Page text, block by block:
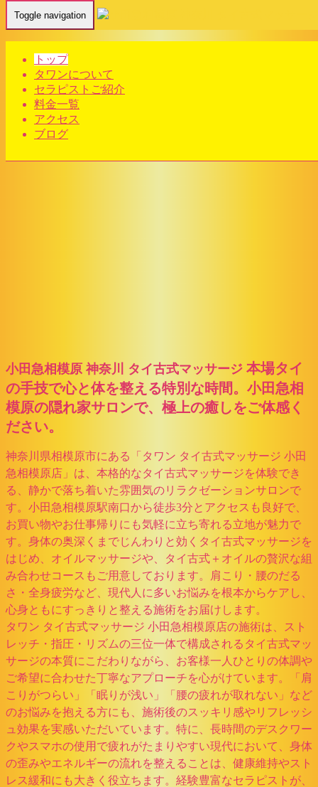
Toggle navigation
トップ
タワンについて
セラピストご紹介
料金一覧
アクセス
ブログ
小田急相模原 神奈川 タイ古式マッサージ | タワン
GRAND OPENING!!
「本場タイの手技で心と体を整える特別な時間。
小田急相模原 神奈川 タイ古式マッサージ 本場タイ
の手技で心と体を整える特別な時間。小田急相
模原の隠れ家サロンで、極上の癒しをご体感く
ださい。
神奈川県相模原市にある「タワン タイ古式マッサージ 小田
急相模原店」は、本格的なタイ古式マッサージを体験でき
る、静かで落ち着いた雰囲気のリラクゼーションサロンで
す。小田急相模原駅南口から徒歩3分とアクセスも良好で、
お買い物やお仕事帰りにも気軽に立ち寄れる立地が魅力で
す。身体の奥深くまでじんわりと効くタイ古式マッサージを
はじめ、オイルマッサージや、タイ古式＋オイルの贅沢な組
み合わせコースもご用意しております。肩こり・腰のだる
さ・全身疲労など、現代人に多いお悩みを根本からケアし、
心身ともにすっきりと整える施術をお届けします。
タワン タイ古式マッサージ 小田急相模原店の施術は、スト
レッチ・指圧・リズムの三位一体で構成されるタイ古式マッ
サージの本質にこだわりながら、お客様一人ひとりの体調や
ご希望に合わせた丁寧なアプローチを心がけています。「肩
こりがつらい」「眠りが浅い」「腰の疲れが取れない」など
のお悩みを抱える方にも、施術後のスッキリ感やリフレッシ
ュ効果を実感いただいています。特に、長時間のデスクワー
クやスマホの使用で疲れがたまりやすい現代において、身体
の歪みやエネルギーの流れを整えることは、健康維持やスト
レス緩和にも大きく役立ちます。経験豊富なセラピストが、